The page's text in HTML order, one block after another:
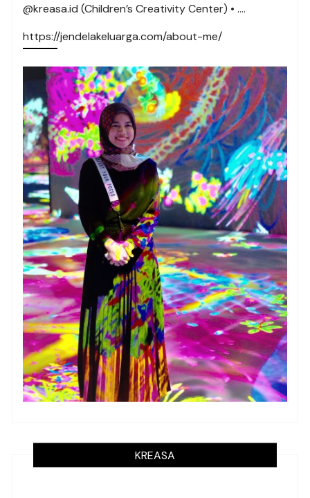
@kreasa.id (Children’s Creativity Center) • ….
https://jendelakeluarga.com/about-me/
KREASA